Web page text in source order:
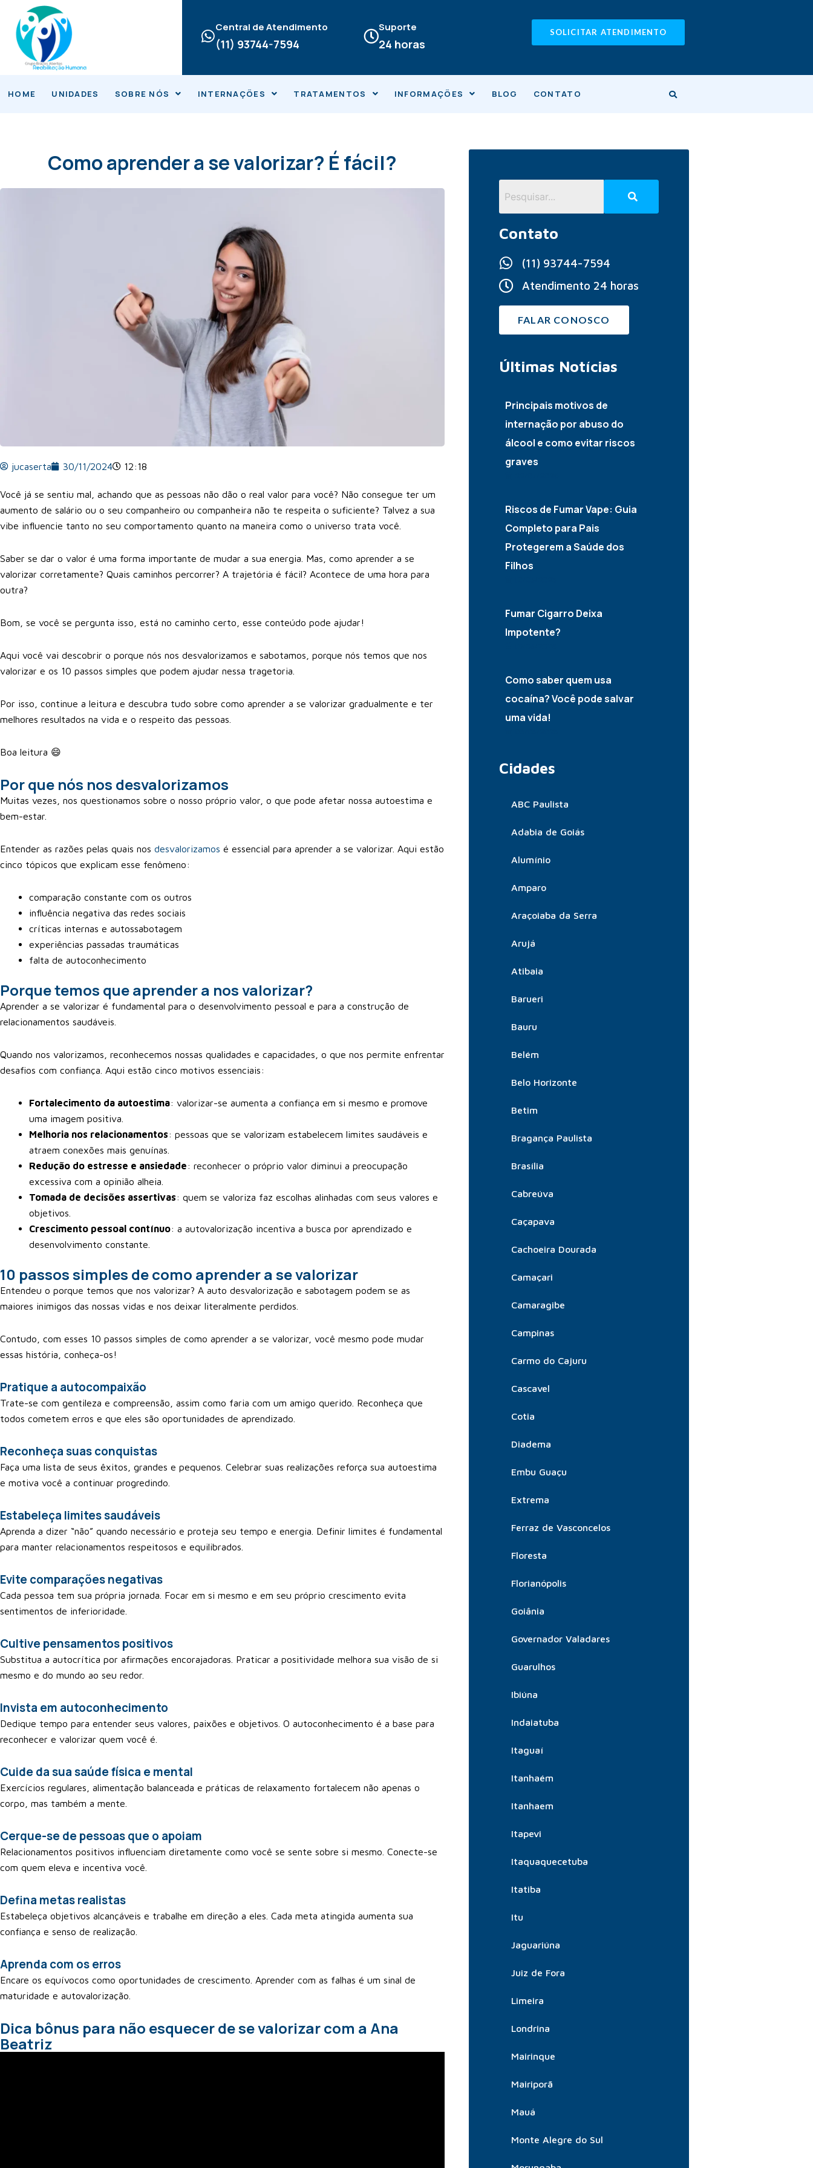
para
conteúdo
Central de Atendimento
(11) 93744-7594
Suporte
24 horas
SOLICITAR ATENDIMENTO
HOME UNIDADES SOBRE NÓS INTERNAÇÕES TRATAMENTOS INFORMAÇÕES BLOG CONTATO
Como aprender a se valorizar? É fácil?
jucaserta 30/11/2024 12:18
Você já se sentiu mal, achando que as pessoas não dão o real valor para você? Não consegue ter um
aumento de salário ou o seu companheiro ou companheira não te respeita o suficiente? Talvez a sua
vibe influencie tanto no seu comportamento quanto na maneira como o universo trata você.
Saber se dar o valor é uma forma importante de mudar a sua energia. Mas, como aprender a se
valorizar corretamente? Quais caminhos percorrer? A trajetória é fácil? Acontece de uma hora para
outra?
Bom, se você se pergunta isso, está no caminho certo, esse conteúdo pode ajudar!
Aqui você vai descobrir o porque nós nos desvalorizamos e sabotamos, porque nós temos que nos
valorizar e os 10 passos simples que podem ajudar nessa tragetoria.
Por isso, continue a leitura e descubra tudo sobre como aprender a se valorizar gradualmente e ter
melhores resultados na vida e o respeito das pessoas.
Boa leitura 😄
Por que nós nos desvalorizamos
Muitas vezes, nos questionamos sobre o nosso próprio valor, o que pode afetar nossa autoestima e
bem-estar.
Entender as razões pelas quais nos desvalorizamos é essencial para aprender a se valorizar. Aqui estão
cinco tópicos que explicam esse fenômeno:
comparação constante com os outros
influência negativa das redes sociais
críticas internas e autossabotagem
experiências passadas traumáticas
falta de autoconhecimento
Porque temos que aprender a nos valorizar?
Aprender a se valorizar é fundamental para o desenvolvimento pessoal e para a construção de
relacionamentos saudáveis.
Quando nos valorizamos, reconhecemos nossas qualidades e capacidades, o que nos permite enfrentar
desafios com confiança. Aqui estão cinco motivos essenciais:
Fortalecimento da autoestima: valorizar-se aumenta a confiança em si mesmo e promove
uma imagem positiva.
Melhoria nos relacionamentos: pessoas que se valorizam estabelecem limites saudáveis e
atraem conexões mais genuínas.
Redução do estresse e ansiedade: reconhecer o próprio valor diminui a preocupação
excessiva com a opinião alheia.
Tomada de decisões assertivas: quem se valoriza faz escolhas alinhadas com seus valores e
objetivos.
Crescimento pessoal contínuo: a autovalorização incentiva a busca por aprendizado e
desenvolvimento constante.
10 passos simples de como aprender a se valorizar
Entendeu o porque temos que nos valorizar? A auto desvalorização e sabotagem podem se as
maiores inimigos das nossas vidas e nos deixar literalmente perdidos.
Contudo, com esses 10 passos simples de como aprender a se valorizar, você mesmo pode mudar
essas história, conheça-os!
Pratique a autocompaixão
Trate-se com gentileza e compreensão, assim como faria com um amigo querido. Reconheça que
todos cometem erros e que eles são oportunidades de aprendizado.
Reconheça suas conquistas
Faça uma lista de seus êxitos, grandes e pequenos. Celebrar suas realizações reforça sua autoestima
e motiva você a continuar progredindo.
Estabeleça limites saudáveis
Aprenda a dizer “não” quando necessário e proteja seu tempo e energia. Definir limites é fundamental
para manter relacionamentos respeitosos e equilibrados.
Evite comparações negativas
Cada pessoa tem sua própria jornada. Focar em si mesmo e em seu próprio crescimento evita
sentimentos de inferioridade.
Cultive pensamentos positivos
Substitua a autocrítica por afirmações encorajadoras. Praticar a positividade melhora sua visão de si
mesmo e do mundo ao seu redor.
Invista em autoconhecimento
Dedique tempo para entender seus valores, paixões e objetivos. O autoconhecimento é a base para
reconhecer e valorizar quem você é.
Cuide da sua saúde física e mental
Exercícios regulares, alimentação balanceada e práticas de relaxamento fortalecem não apenas o
corpo, mas também a mente.
Cerque-se de pessoas que o apoiam
Relacionamentos positivos influenciam diretamente como você se sente sobre si mesmo. Conecte-se
com quem eleva e incentiva você.
Defina metas realistas
Estabeleça objetivos alcançáveis e trabalhe em direção a eles. Cada meta atingida aumenta sua
confiança e senso de realização.
Aprenda com os erros
Encare os equívocos como oportunidades de crescimento. Aprender com as falhas é um sinal de
maturidade e autovalorização.
Dica bônus para não esquecer de se valorizar com a Ana
Beatriz
Contato
(11) 93744-7594
Atendimento 24 horas
FALAR CONOSCO
Últimas Notícias
Principais motivos de
internação por abuso do
álcool e como evitar riscos
graves
Riscos de Fumar Vape: Guia
Completo para Pais
Protegerem a Saúde dos
Filhos
Fumar Cigarro Deixa
Impotente?
Como saber quem usa
cocaína? Você pode salvar
uma vida!
Cidades
ABC Paulista
Adabia de Goiás
Alumínio
Amparo
Araçoiaba da Serra
Arujá
Atibaia
Barueri
Bauru
Belém
Belo Horizonte
Betim
Bragança Paulista
Brasília
Cabreúva
Caçapava
Cachoeira Dourada
Camaçari
Camaragibe
Campinas
Carmo do Cajuru
Cascavel
Cotia
Diadema
Embu Guaçu
Extrema
Ferraz de Vasconcelos
Floresta
Florianópolis
Goiânia
Governador Valadares
Guarulhos
Ibiúna
Indaiatuba
Itaguaí
Itanhaém
Itanhaem
Itapevi
Itaquaquecetuba
Itatiba
Itu
Jaguariúna
Juiz de Fora
Limeira
Londrina
Mairinque
Mairiporã
Mauá
Monte Alegre do Sul